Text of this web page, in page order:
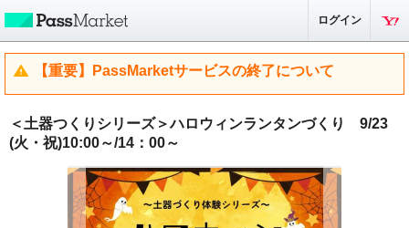
ログイン
【重要】PassMarketサービスの終了について
＜土器つくりシリーズ＞ハロウィンランタンづくり 9/23
(火・祝)10:00～/14：00～